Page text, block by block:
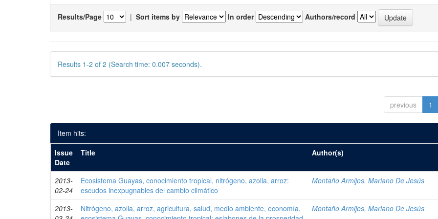
Results/Page | Sort items by In order Authors/record
Results 1-2 of 2 (Search time: 0.007 seconds).
previous 1
Item hits:
Issue
Date
Title Author(s)
2013-
02-24
Ecosistema Guayas, conocimiento tropical, nitrógeno, azolla, arroz:
escudos inexpugnables del cambio climático
Montaño Armijos, Mariano De Jesús
2013-
Nitrógeno, azolla, arroz, agricultura, salud, medio ambiente, economía,
Montaño Armijos, Mariano De Jesús